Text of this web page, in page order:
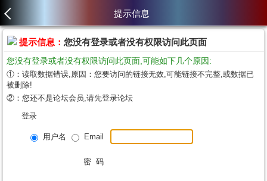
提示信息
提示信息： 您没有登录或者没有权限访问此页面
您没有登录或者没有权限访问此页面,可能如下几个原因:
①：读取数据错误,原因：您要访问的链接无效,可能链接不完整,或数据已
被删除!
②：您还不是论坛会员,请先登录论坛
登录
用户名 Email
密 码